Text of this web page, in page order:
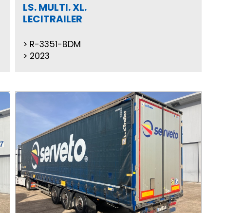
LS. MULTI. XL.
LECITRAILER
R-3351-BDM
2023